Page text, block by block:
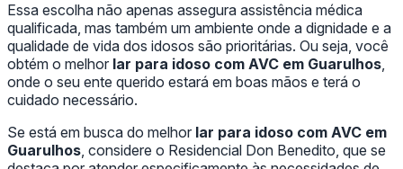
Essa escolha não apenas assegura assistência médica
qualificada, mas também um ambiente onde a dignidade e a
qualidade de vida dos idosos são prioritárias. Ou seja, você
obtém o melhor lar para idoso com AVC em Guarulhos,
onde o seu ente querido estará em boas mãos e terá o
cuidado necessário.
Se está em busca do melhor lar para idoso com AVC em
Guarulhos, considere o Residencial Don Benedito, que se